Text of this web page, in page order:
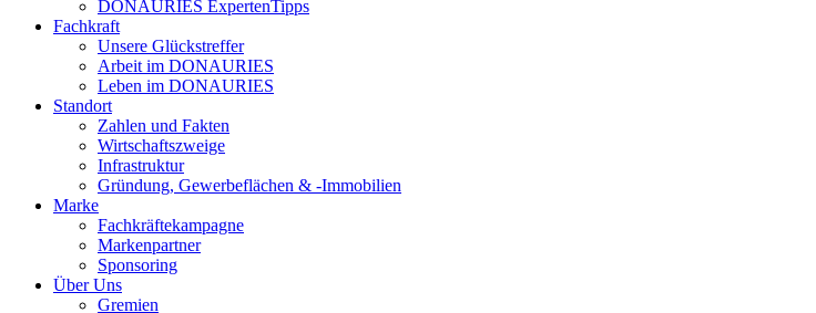
DONAURIES ExpertenTipps
Fachkraft
Unsere Glückstreffer
Arbeit im DONAURIES
Leben im DONAURIES
Standort
Zahlen und Fakten
Wirtschaftszweige
Infrastruktur
Gründung, Gewerbeflächen & -Immobilien
Marke
Fachkräftekampagne
Markenpartner
Sponsoring
Über Uns
Gremien